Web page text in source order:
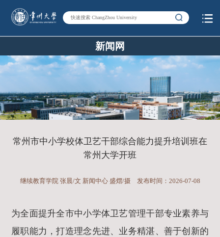
新闻网
常州市中小学校体卫艺干部综合能力提升培训班在
常州大学开班
继续教育学院 张晨/文 新闻中心 盛熠/摄 发布时间：2026-07-08
为全面提升全市中小学体卫艺管理干部专业素养与
履职能力，打造理念先进、业务精湛、善于创新的